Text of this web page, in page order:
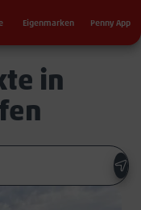
Eigenmarken Penny App
in